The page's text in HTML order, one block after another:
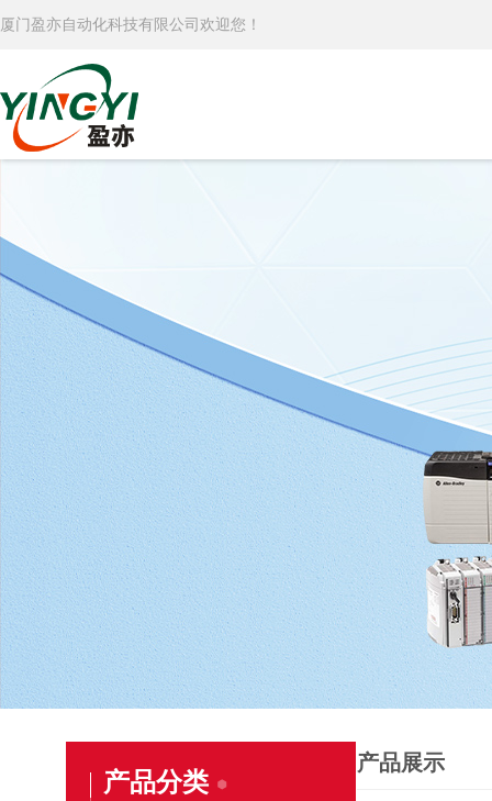
厦门盈亦自动化科技有限公司欢迎您！
产品分类
产品展示